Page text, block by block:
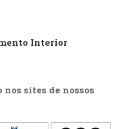
Interior
sites de nossos